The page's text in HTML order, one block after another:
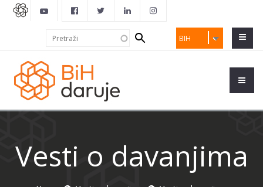
BIH
Search
form
Vesti o davanjima